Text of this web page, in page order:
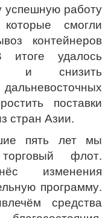
успешную работу
смогли
контейнеров
удалось
и снизить
поставки
стран Азии.
пять лет мы
флот.
изменения
программу.
средства